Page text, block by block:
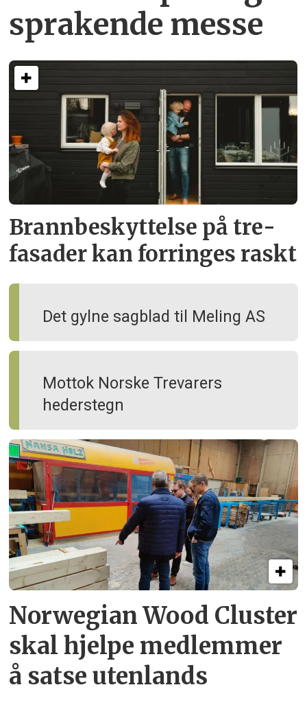
sprakende messe
Brann­beskyttelse på tre­
fasader kan forringes raskt
Det gylne sagblad til Meling AS
Mottok Norske Trevarers
hederstegn
Norwegian Wood Cluster
skal hjelpe medlemmer
å satse utenlands